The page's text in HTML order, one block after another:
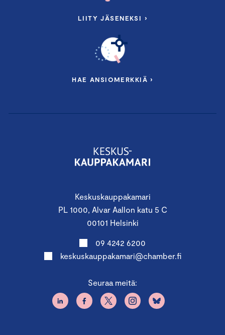
Keskuskauppakamari
PL 1000, Alvar Aallon katu 5 C
00101 Helsinki
09 4242 6200
keskuskauppakamari@chamber.fi
Seuraa meitä:
LIITY JÄSENEKSI ›
HAE ANSIOMERKKIÄ ›